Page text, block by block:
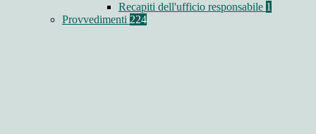
Recapiti dell'ufficio responsabile 1
Provvedimenti 224